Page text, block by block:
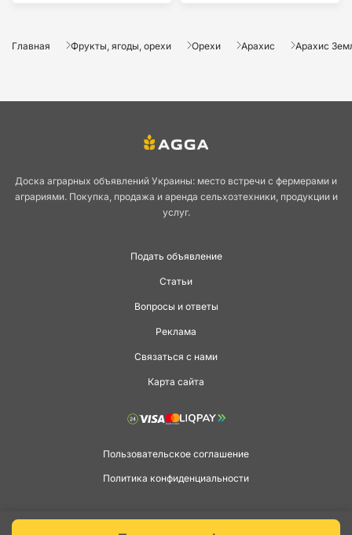
Главная Фрукты, ягоды, орехи Орехи Арахис Арахис
Доска аграрных объявлений Украины: место встречи с фермерами и
аграриями. Покупка, продажа и аренда сельхозтехники, продукции и
услуг.
Подать объявление
Статьи
Вопросы и ответы
Реклама
Связаться с нами
Карта сайта
Пользовательское соглашение
Политика конфиденциальности